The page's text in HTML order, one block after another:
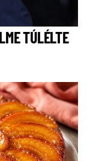
TÚLÉLTE